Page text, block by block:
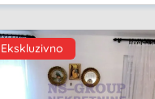
Ekskluzivno